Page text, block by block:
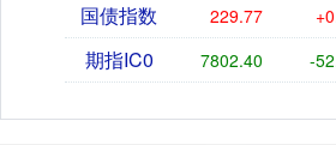
国债指数 229.77
期指IC0 7802.40 -